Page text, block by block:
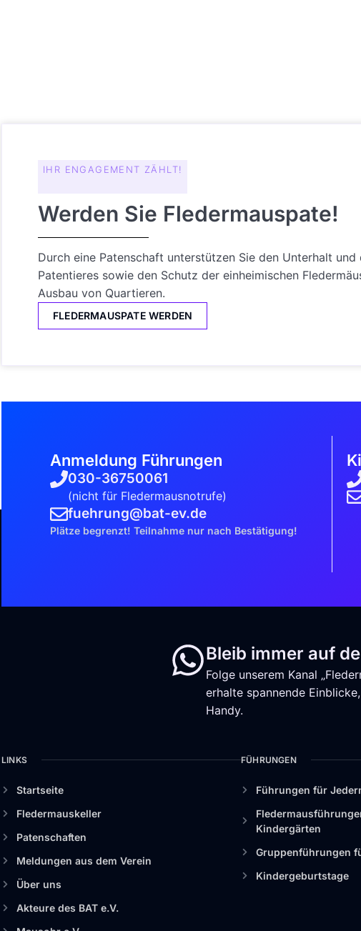
IHR ENGAGEMENT ZÄHLT!
Werden Sie Fledermauspate!
Durch eine Patenschaft unterstützen Sie den Unterhalt und
Patentieres sowie den Schutz der einheimischen
Ausbau von Quartieren.
FLEDERMAUSPATE WERDEN
Anmeldung Führungen
030-36750061
(nicht für Fledermausnotrufe)
fuehrung@bat-ev.de
Plätze begrenzt! Teilnahme nur nach Bestätigung!
Bleib immer auf
Folge unserem Kanal
erhalte spannende
Handy.
LINKS
Startseite
Fledermauskeller
Patenschaften
Meldungen aus dem Verein
Über uns
Akteure des BAT e.V.
FÜHRUNGEN
Führungen für
Kindergärten
Gruppenführungen
Kindergeburtstage